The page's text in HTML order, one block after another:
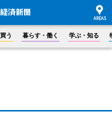
買う 暮らす・働く 学ぶ・知る